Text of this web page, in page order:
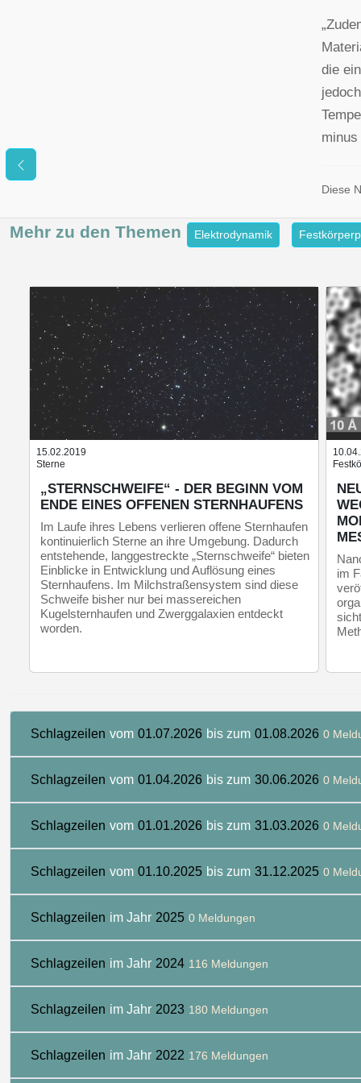
die
Diese
Mehr zu den Themen Elektrodynamik
15.02.2019
Sterne
„STERNSCHWEIFE“ - DER BEGINN VOM
ENDE EINES OFFENEN STERNHAUFENS
Im Laufe ihres Lebens verlieren offene Sternhaufen
kontinuierlich Sterne an ihre Umgebung. Dadurch
entstehende, langgestreckte „Sternschweife“ bieten
Einblicke in Entwicklung und Auflösung eines
Sternhaufens. Im Milchstraßensystem sind diese
Schweife bisher nur bei massereichen
Kugelsternhaufen und Zwerggalaxien entdeckt
worden.
im
Schlagzeilen vom 01.07.2026 bis zum 01.08.2026 0
Schlagzeilen vom 01.04.2026 bis zum 30.06.2026 0
Schlagzeilen vom 01.01.2026 bis zum 31.03.2026 0
Schlagzeilen vom 01.10.2025 bis zum 31.12.2025 0
Schlagzeilen im Jahr 2025 0 Meldungen
Schlagzeilen im Jahr 2024 116 Meldungen
Schlagzeilen im Jahr 2023 180 Meldungen
Schlagzeilen im Jahr 2022 176 Meldungen